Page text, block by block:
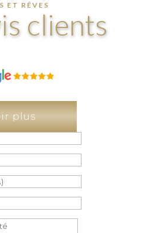
ET RÊVES
clients
plus